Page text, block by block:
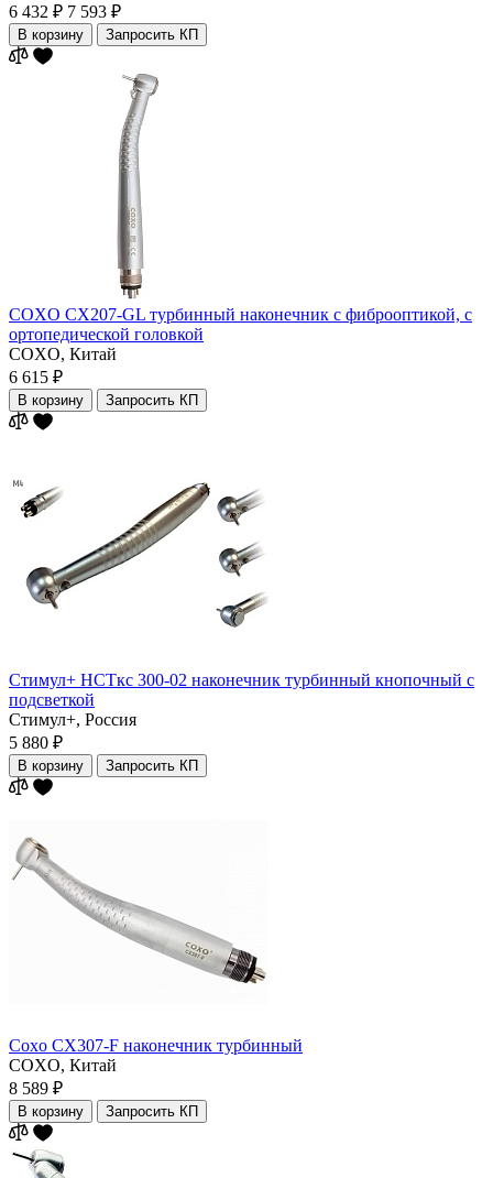
6 432 ₽ 7 593 ₽
В корзину Запросить КП
COXO CX207-GL турбинный наконечник с фиброоптикой, с
ортопедической головкой
COXO, Китай
6 615 ₽
В корзину Запросить КП
Стимул+ НСТкс 300-02 наконечник турбинный кнопочный с
подсветкой
Стимул+, Россия
5 880 ₽
В корзину Запросить КП
Coxo CX307-F наконечник турбинный
COXO, Китай
8 589 ₽
В корзину Запросить КП